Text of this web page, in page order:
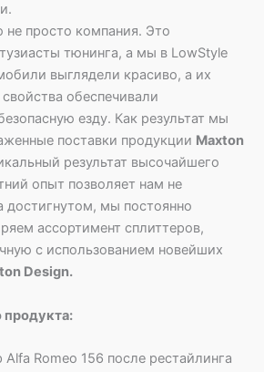
не просто компания. Это
тюнинга, а мы в LowStyle
выглядели красиво, а их
обеспечивали
езду. Как результат мы
поставки продукции Maxton
результат высочайшего
опыт позволяет нам не
достигнутом, мы постоянно
ассортимент сплиттеров,
с использованием новейших
Design.
Romeo 156 после рестайлинга